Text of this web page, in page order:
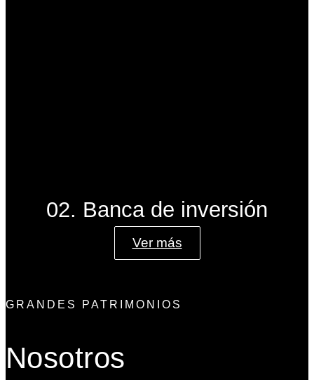
02. Banca de inversión
Ver más
GRANDES PATRIMONIOS
Nosotros